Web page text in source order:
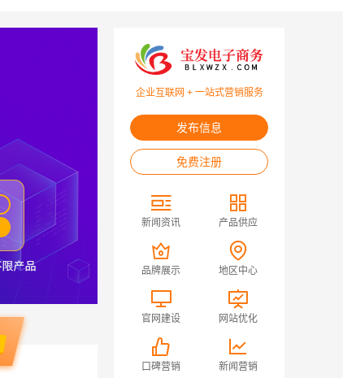
企业互联网 + 一站式营销服务
发布信息
免费注册
新闻资讯 产品供应
品牌展示 地区中心
官网建设 网站优化
口碑营销 新闻营销